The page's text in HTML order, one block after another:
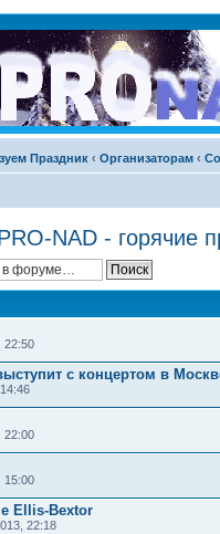
Праздник ‹ Организаторам ‹
NAD - горячие
22:50
с концертом в
22:00
15:00
Ellis-Bextor
22:18